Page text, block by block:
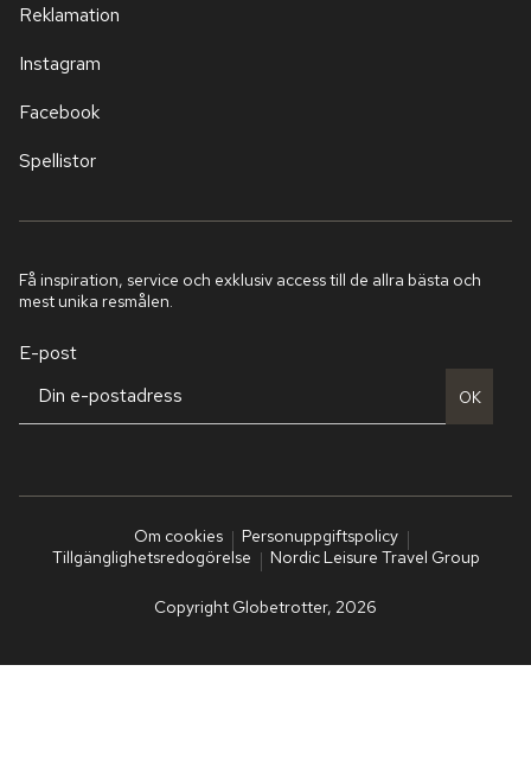
Reklamation
Instagram
Facebook
Spellistor
Få inspiration, service och exklusiv access till de allra bästa och
mest unika resmålen.
E-post
OK
Om cookies
Personuppgiftspolicy
Tillgänglighetsredogörelse
Nordic Leisure Travel Group
Copyright Globetrotter, 2026